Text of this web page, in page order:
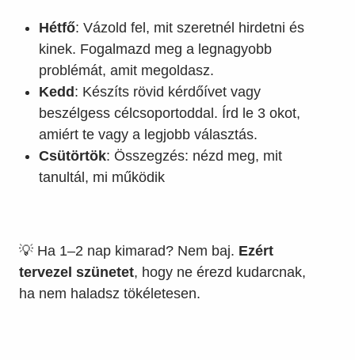
Hétfő: Vázold fel, mit szeretnél hirdetni és
kinek. Fogalmazd meg a legnagyobb
problémát, amit megoldasz.
Kedd : Készíts rövid kérdőívet vagy
beszélgess célcsoportoddal. Írd le 3 okot,
amiért te vagy a legjobb választás.
Csütörtök: Összegzés: nézd meg, mit
tanultál, mi működik
💡 Ha 1–2 nap kimarad? Nem baj. Ezért
tervezel szünetet, hogy ne érezd kudarcnak,
ha nem haladsz tökéletesen.